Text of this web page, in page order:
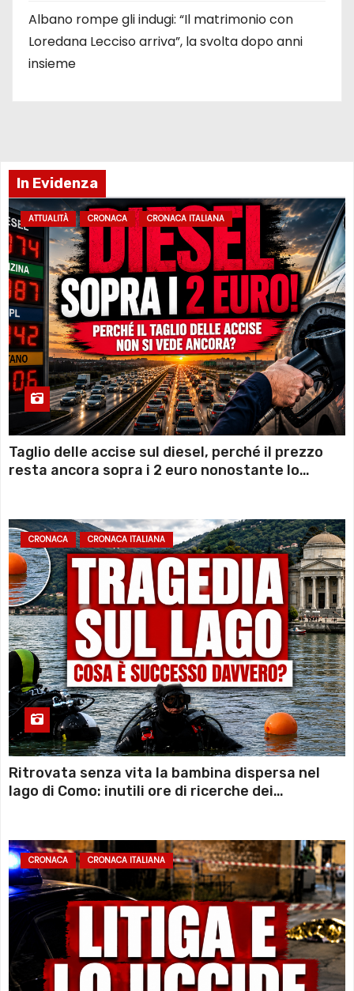
Albano rompe gli indugi: “Il matrimonio con
Loredana Lecciso arriva”, la svolta dopo anni
insieme
In Evidenza
ATTUALITÀ CRONACA CRONACA ITALIANA
Taglio delle accise sul diesel, perché il prezzo
resta ancora sopra i 2 euro nonostante lo
CRONACA CRONACA ITALIANA
Ritrovata senza vita la bambina dispersa nel
lago di Como: inutili ore di ricerche dei
CRONACA CRONACA ITALIANA